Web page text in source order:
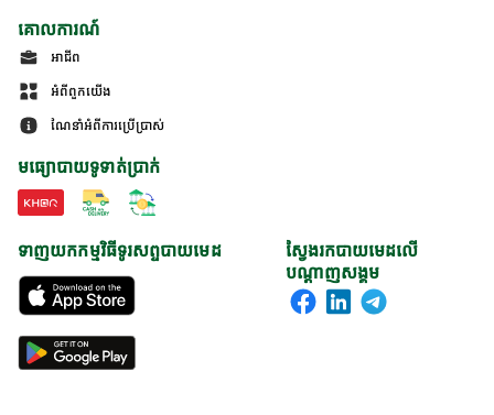
គោលការណ៍
អាជីព
អំពីពួកយើង
ណែនាំអំពីការប្រើប្រាស់
មធ្យោបាយទូទាត់ប្រាក់
ស្វែងរកបាយមេដលើ
បណ្តាញសង្គម
ទាញយកកម្មវិធីទូរសព្ទបាយមេដ